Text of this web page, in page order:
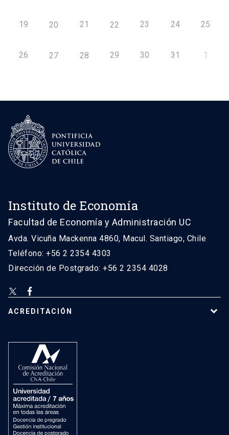
19 20 21 22 23 24 25
26 27 28 29 30 31 1
Instituto de Economía
Facultad de Economía y Administración UC
Avda. Vicuña Mackenna 4860, Macul. Santiago, Chile
Teléfono: +56 2 2354 4303
Dirección de Postgrado: +56 2 2354 4028
ACREDITACIÓN